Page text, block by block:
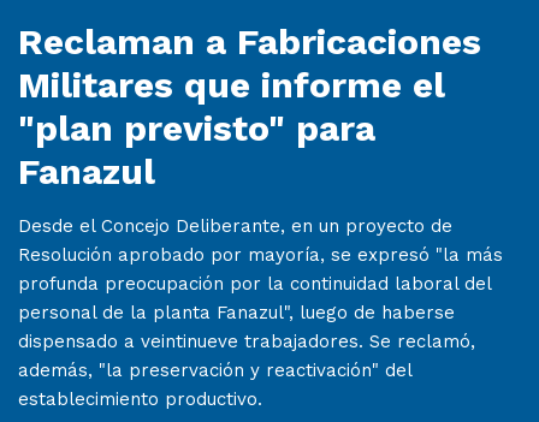
Reclaman a Fabricaciones
Militares que informe el
"plan previsto" para
Fanazul
Desde el Concejo Deliberante, en un proyecto de
Resolución aprobado por mayoría, se expresó "la más
profunda preocupación por la continuidad laboral del
personal de la planta Fanazul", luego de haberse
dispensado a veintinueve trabajadores. Se reclamó,
además, "la preservación y reactivación" del
establecimiento productivo.